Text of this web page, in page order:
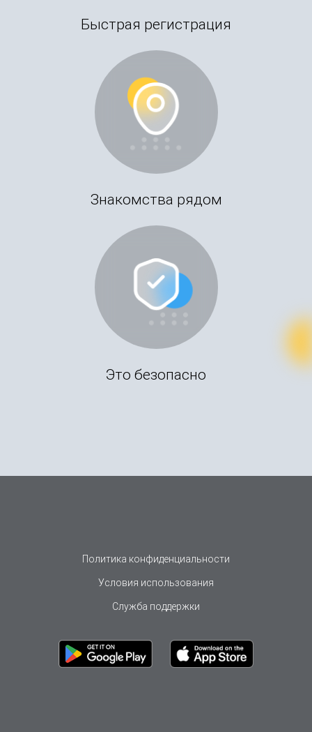
Быстрая регистрация
Знакомства рядом
Это безопасно
Политика конфиденциальности
Условия использования
Служба поддержки